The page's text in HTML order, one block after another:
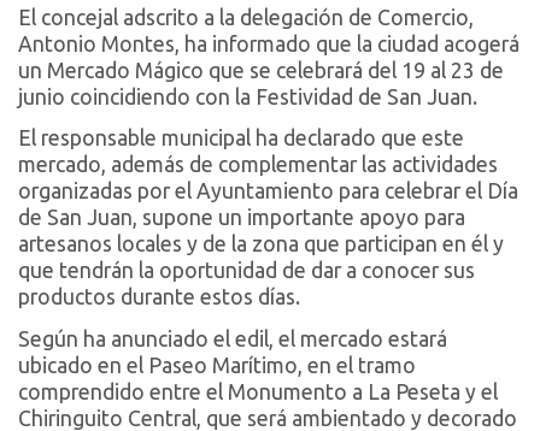
El concejal adscrito a la delegación de Comercio,
Antonio Montes, ha informado que la ciudad acogerá
un Mercado Mágico que se celebrará del 19 al 23 de
junio coincidiendo con la Festividad de San Juan.
El responsable municipal ha declarado que este
mercado, además de complementar las actividades
organizadas por el Ayuntamiento para celebrar el Día
de San Juan, supone un importante apoyo para
artesanos locales y de la zona que participan en él y
que tendrán la oportunidad de dar a conocer sus
productos durante estos días.
Según ha anunciado el edil, el mercado estará
ubicado en el Paseo Marítimo, en el tramo
comprendido entre el Monumento a La Peseta y el
Chiringuito Central, que será ambientado y decorado